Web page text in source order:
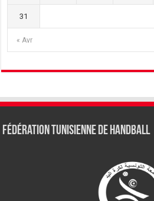
« Avr
31
Fédération tunisienne de Handball